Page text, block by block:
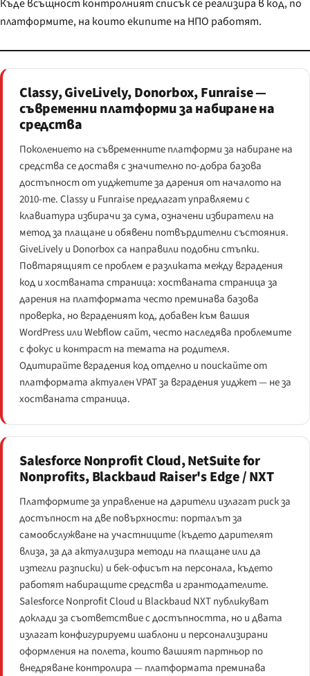
Къде всъщност контролният списък се реализира в код, по
платформите, на които екипите на НПО работят.
Classy, GiveLively, Donorbox, Funraise —
съвременни платформи за набиране на
средства
Поколението на съвременните платформи за набиране на
средства се доставя с значително по-добра базова
достъпност от уиджетите за дарения от началото на
2010-те. Classy и Funraise предлагат управляеми с
клавиатура избирачи за сума, означени избиратели на
метод за плащане и обявени потвърдителни състояния.
GiveLively и Donorbox са направили подобни стъпки.
Повтарящият се проблем е разликата между вградения
код и хостваната страница: хостваната страница за
дарения на платформата често преминава базова
проверка, но вграденият код, добавен към вашия
WordPress или Webflow сайт, често наследява проблемите
с фокус и контраст на темата на родителя.
Одитирайте вградения код отделно и поискайте от
платформата актуален VPAT за вградения уиджет — не за
хостваната страница.
Salesforce Nonprofit Cloud, NetSuite for
Nonprofits, Blackbaud Raiser's Edge / NXT
Платформите за управление на дарители излагат риск за
достъпност на две повърхности: порталът за
самообслужване на участниците (където дарителят
влиза, за да актуализира методи на плащане или да
изтегли разписки) и бек-офисът на персонала, където
работят набиращите средства и грантодателите.
Salesforce Nonprofit Cloud и Blackbaud NXT публикуват
доклади за съответствие с достъпността, но и двата
излагат конфигурируеми шаблони и персонализирани
оформления на полета, които вашият партньор по
внедряване контролира — платформата преминава